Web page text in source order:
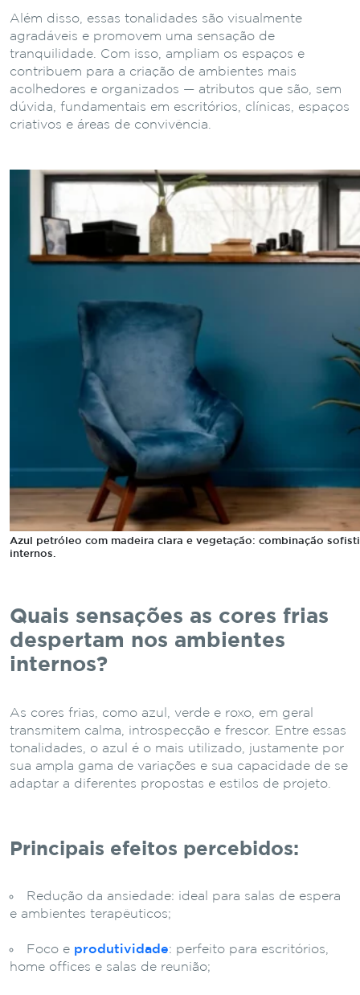
Além disso, essas tonalidades são visualmente
agradáveis e promovem uma sensação de
tranquilidade. Com isso, ampliam os espaços e
contribuem para a criação de ambientes mais
acolhedores e organizados — atributos que são, sem
dúvida, fundamentais em escritórios, clínicas, espaços
criativos e áreas de convivência.
Azul petróleo com madeira clara e vegetação: combinação
internos.
Quais sensações as cores frias
despertam nos ambientes
internos?
As cores frias, como azul, verde e roxo, em geral
transmitem calma, introspecção e frescor. Entre essas
tonalidades, o azul é o mais utilizado, justamente por
sua ampla gama de variações e sua capacidade de se
adaptar a diferentes propostas e estilos de projeto.
Principais efeitos percebidos:
Redução da ansiedade: ideal para salas de espera
e ambientes terapêuticos;
Foco e produtividade: perfeito para escritórios,
home offices e salas de reunião;